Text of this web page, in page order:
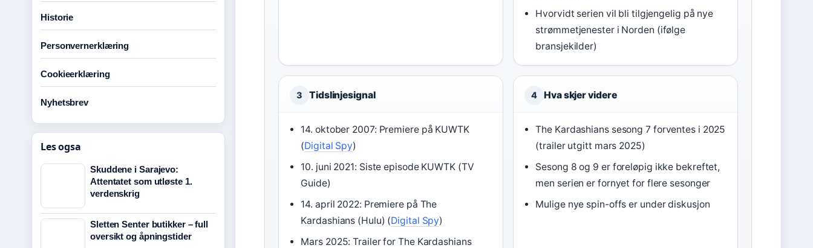
Hvorvidt serien vil bli tilgjengelig på nye
strømmetjenester i Norden (ifølge
bransjekilder)
3 Tidslinjesignal
14. oktober 2007: Premiere på KUWTK
(Digital Spy)
10. juni 2021: Siste episode KUWTK (TV
Guide)
14. april 2022: Premiere på The
Kardashians (Hulu) (Digital Spy)
Mars 2025: Trailer for The Kardashians
4 Hva skjer videre
The Kardashians sesong 7 forventes i 2025
(trailer utgitt mars 2025)
Sesong 8 og 9 er foreløpig ikke bekreftet,
men serien er fornyet for flere sesonger
Mulige nye spin-offs er under diskusjon
Historie
Personvernerklæring
Cookieerklæring
Nyhetsbrev
Les ogsa
Skuddene i Sarajevo:
Attentatet som utløste 1.
verdenskrig
Sletten Senter butikker – full
oversikt og åpningstider